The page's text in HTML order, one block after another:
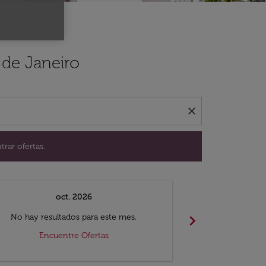
Janeiro
close
ofertas.
para encontrar ofertas.
oct. 2026
No hay resultados para este mes.
Encuentre Ofertas
chevron_right